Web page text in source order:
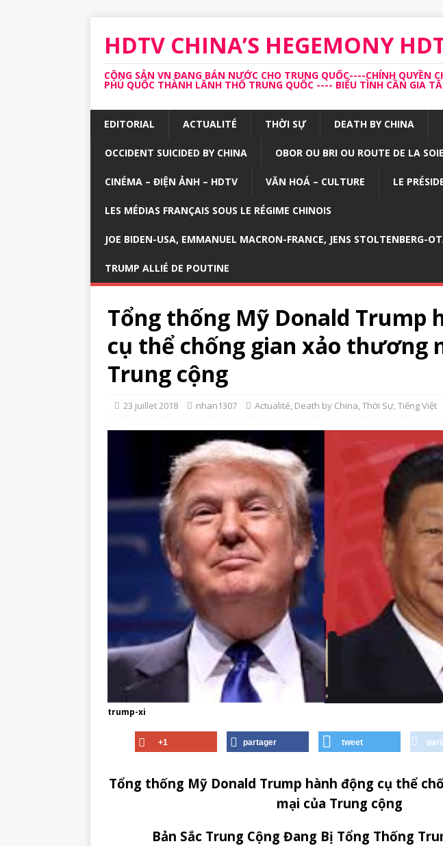
HDTV CHINA’S HEGEMONY
CỘNG SẢN VN ĐANG BÁN NƯỚC CHO TRUNG QUỐC----CHÍNH QUYỀN
PHÚ QUỐC THÀNH LĂNH THỔ TRUNG QUỐC ---- BIỂU TÌNH CẦN GIA
EDITORIAL ACTUALITÉ THỜI SỰ DEATH BY CHINA
OCCIDENT SUICIDED BY CHINA OBOR OU BRI OU ROUTE DE LA
CINÉMA – ĐIỆN ẢNH – HDTV VĂN HOÁ – CULTURE LE
LES MÉDIAS FRANÇAIS SOUS LE RÉGIME CHINOIS
JOE BIDEN-USA, EMMANUEL MACRON-FRANCE, JENS STOLTENBERG-
TRUMP ALLIÉ DE POUTINE
Tổng thống Mỹ Donald Trump
cụ thể chống gian xảo thương
Trung cộng
23 juillet 2018 nhan1307 Actualité, Death by China,Thời Sự,Tiếng Việt
trump-xi
+1 partager tweet
Tổng thống Mỹ Donald Trump hành động cụ thể
mại của Trung cộng
Bản Sắc Trung Cộng Đang Bị Tổng Thống